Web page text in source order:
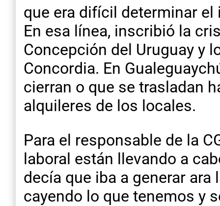
que era difícil determinar
En esa línea, inscribió la
Concepción del Uruguay y
Concordia. En
cierran o que se trasladan
alquileres de los locales.
Para el responsable de la
laboral están llevando a
decía que iba a generar
cayendo lo que tenemos y